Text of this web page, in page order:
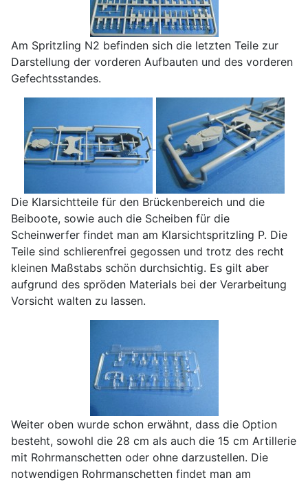
Am Spritzling N2 befinden sich die letzten Teile zur
Darstellung der vorderen Aufbauten und des vorderen
Gefechtsstandes.
Die Klarsichtteile für den Brückenbereich und die
Beiboote, sowie auch die Scheiben für die
Scheinwerfer findet man am Klarsichtspritzling P. Die
Teile sind schlierenfrei gegossen und trotz des recht
kleinen Maßstabs schön durchsichtig. Es gilt aber
aufgrund des spröden Materials bei der Verarbeitung
Vorsicht walten zu lassen.
Weiter oben wurde schon erwähnt, dass die Option
besteht, sowohl die 28 cm als auch die 15 cm Artillerie
mit Rohrmanschetten oder ohne darzustellen. Die
notwendigen Rohrmanschetten findet man am